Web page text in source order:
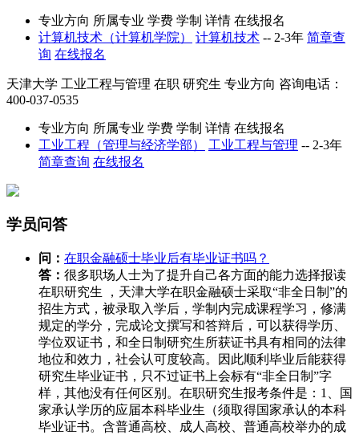
专业方向 所属专业 学费 学制 详情 在线报名
计算机技术（计算机学院）
计算机技术 -- 2-3年 简章查
询 在线报名
天津大学 工业工程与管理 在职 研究生 专业方向 咨询电话：
400-037-0535
专业方向 所属专业 学费 学制 详情 在线报名
工业工程（管理与经济学部）
工业工程与管理 -- 2-3年
简章查询 在线报名
学员问答
问： 在职金融硕士毕业后有毕业证书吗？
答： 很多职场人士为了提升自己各方面的能力选择报读
在职研究生 ，天津大学在职金融硕士采取“非全日制”的
招生方式，被录取入学后，学制内完成课程学习，修满
规定的学分，完成论文撰写和答辩后，可以获得学历、
学位双证书，和全日制研究生所获证书具有相同的法律
地位和效力，社会认可度较高。因此顺利毕业后能获得
研究生毕业证书，只不过证书上会标有“非全日制”字
样，其他没有任何区别。在职研究生报考条件是：1、国
家承认学历的应届本科毕业生（须取得国家承认的本科
毕业证书。含普通高校、成人高校、普通高校举办的成